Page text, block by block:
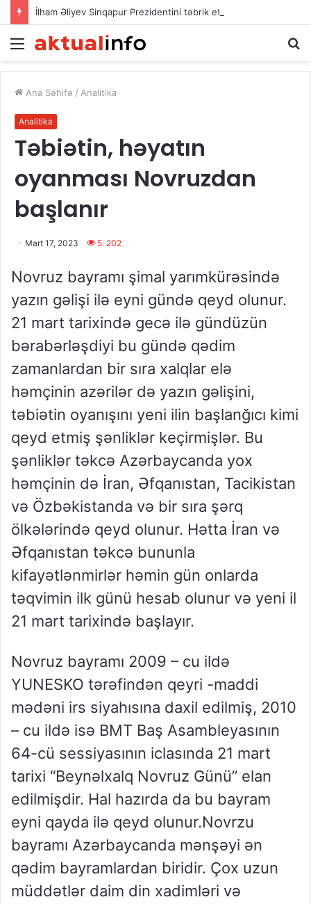
İlham Əliyev Sinqapur Prezidentini təbrik etdi
Menu
Ana Səhifə / Analitika
Analitika
Təbiətin, həyatın
oyanması Novruzdan
başlanır
Mart 17, 2023 5. 202
Novruz bayramı şimal yarımkürəsində
yazın gəlişi ilə eyni gündə qeyd olunur.
21 mart tarixində gecə ilə gündüzün
bərabərləşdiyi bu gündə qədim
zamanlardan bir sıra xalqlar elə
həmçinin azərilər də yazın gəlişini,
təbiətin oyanışını yeni ilin başlanğıcı kimi
qeyd etmiş şənliklər keçirmişlər. Bu
şənliklər təkcə Azərbaycanda yox
həmçinin də İran, Əfqanıstan, Tacikistan
və Özbəkistanda və bir sıra şərq
ölkələrində qeyd olunur. Hətta İran və
Əfqanıstan təkcə bununla
kifayətlənmirlər həmin gün onlarda
təqvimin ilk günü hesab olunur və yeni il
21 mart tarixində başlayır.
Novruz bayramı 2009 – cu ildə
YUNESKO tərəfindən qeyri -maddi
mədəni irs siyahısına daxil edilmiş, 2010
– cu ildə isə BMT Baş Asambleyasının
64-cü sessiyasının iclasında 21 mart
tarixi “Beynəlxalq Novruz Günü” elan
edilmişdir. Hal hazırda da bu bayram
eyni qayda ilə qeyd olunur.Novrzu
bayramı Azərbaycanda mənşəyi ən
qədim bayramlardan biridir. Çox uzun
müddətlər daim din xadimləri və